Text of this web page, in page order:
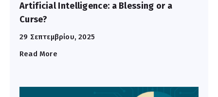
Artificial Intelligence: a Blessing or a
Curse?
29 Σεπτεμβρίου, 2025
Read More